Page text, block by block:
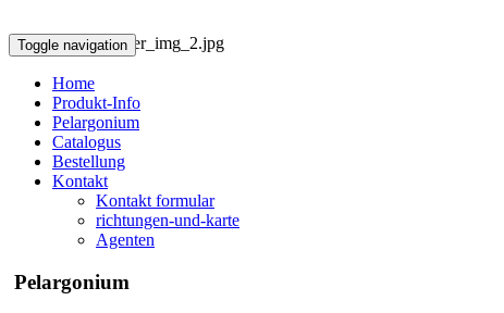
Toggle navigation
Home
Produkt-Info
Pelargonium
Catalogus
Bestellung
Kontakt
Kontakt formular
richtungen-und-karte
Agenten
Pelargonium